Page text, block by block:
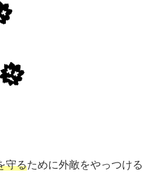
守るために外敵をやっつける